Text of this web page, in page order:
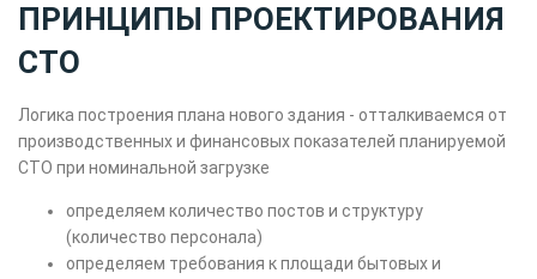
ПРИНЦИПЫ ПРОЕКТИРОВАНИЯ
СТО
Логика построения плана нового здания - отталкиваемся от
производственных и финансовых показателей планируемой
СТО при номинальной загрузке
определяем количество постов и структуру
(количество персонала)
определяем требования к площади бытовых и